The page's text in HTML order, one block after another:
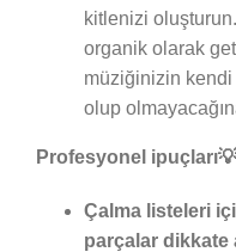
kitlenizi
organik olarak
müziğinizin
olup
Profesyonel ipuçları💡
Çalma listeleri
parçalar dikkate